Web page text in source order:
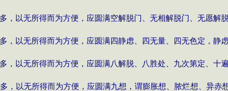
，以无所得而为方便，应圆满空解脱门、无相解脱门、无愿解
，以无所得而为方便，应圆满四静虑、四无量、四无色定，静
，以无所得而为方便，应圆满八解脱、八胜处、九次第定、十
，以无所得而为方便，应圆满九想，谓膨胀想、脓烂想、异